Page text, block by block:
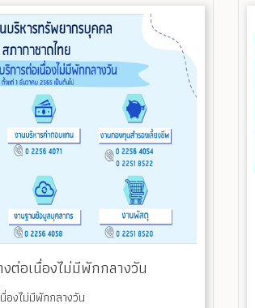
ต่อเนื่องไม่มีพักกลางวัน
องไม่มีพักกลางวัน